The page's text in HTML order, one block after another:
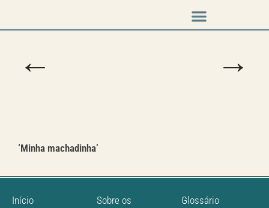
← →
‘Minha machadinha’
Início
Sobre os
Glossário